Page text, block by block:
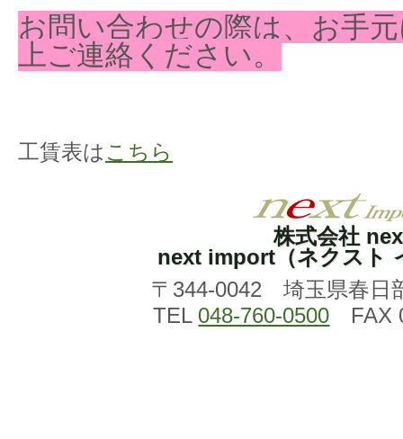
お問い合わせの際は、お手
上ご連絡ください。
工賃表は こちら
株式会社
next import（ネクスト
〒344-0042 埼玉県春日
TEL 048-760-0500 FAX